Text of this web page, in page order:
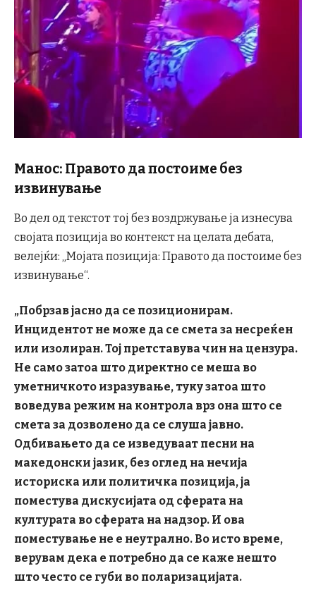
Манос: Правото да постоиме без
извинување
Во дел од текстот тој без воздржување ја изнесува
својата позиција во контекст на целата дебата,
велејќи: „Мојата позиција: Правото да постоиме без
извинување“.
„Побрзав јасно да се позиционирам.
Инцидентот не може да се смета за несреќен
или изолиран. Тој претставува чин на цензура.
Не само затоа што директно се меша во
уметничкото изразување, туку затоа што
воведува режим на контрола врз она што се
смета за дозволено да се слуша јавно.
Одбивањето да се изведуваат песни на
македонски јазик, без оглед на нечија
историска или политичка позиција, ја
поместува дискусијата од сферата на
културата во сферата на надзор. И ова
поместување не е неутрално. Во исто време,
верувам дека е потребно да се каже нешто
што често се губи во поларизацијата.